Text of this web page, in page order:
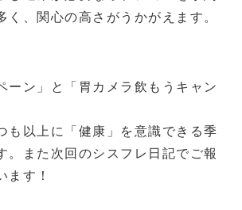
く、関心の高さがうかがえます。
ーン」と「胃カメラ飲もうキャン
も以上に「健康」を意識できる季
。また次回のシスフレ日記でご報
す！